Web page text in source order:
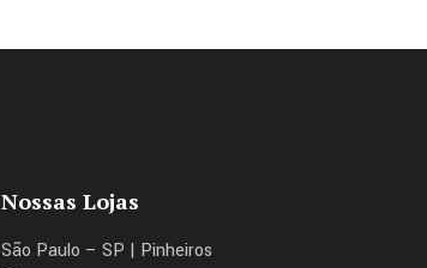
Nossas Lojas
São Paulo – SP | Pinheiros